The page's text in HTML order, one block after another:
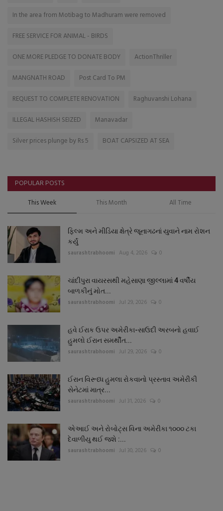
In the area from Motibag to Madhuram were removed
FREE SERVICE FOR ANIMAL - BIRDS
ONE MORE PLEDGE TO DONATE BODY
ActionThriller
MANGNATH ROAD
Post Card To PM
REQUEST TO COMPLETE RENOVATION
Raghuvanshi Lohana
ILLEGAL HASHISH SEIZED
Manavadar
Silver prices plunge by Rs 5
BOAT CAPSIZED AT SEA
POPULAR POSTS
This Week This Month All Time
ફિલ્મ અને મીડિયા ક્ષેત્રે જૂનાગઢનાં યુવાને નામ રોશન
કર્યું
saurashtrabhoomi Aug 4, 2026 0
ચાંદીપુરા વાયરસથી મહેસાણા જીલ્લામાં 4 વર્ષીય
બાળકીનું મોત...
saurashtrabhoomi Jul 29, 2026 0
હવે ઈરાક ઉપર અમેરીકા-સાઉદી અરબનો હવાઈ
હુમલો ઈરાન સમર્થીત...
saurashtrabhoomi Jul 29, 2026 0
ઈરાન વિરૂધ્ધ હુમલા રોકવાનો પ્રસ્તાવ અમેરીકી
સેનેટમાં માત્ર...
saurashtrabhoomi Jul 31, 2026 0
એઆઈ અને રોબોટ્સ વિના અમેરીકા ૧૦૦૦ ટકા
દેવાળીયુ થઈ જશે :...
saurashtrabhoomi Jul 30, 2026 0